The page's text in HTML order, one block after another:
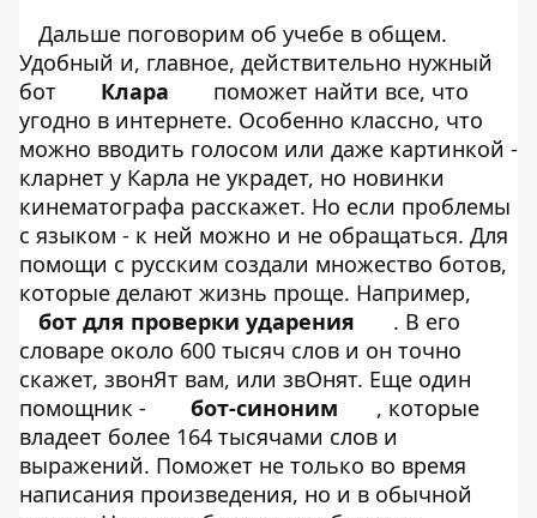
Дальше поговорим об учебе в общем.
Удобный и, главное, действительно нужный
бот
Клара
поможет найти все, что
угодно в интернете. Особенно классно, что
можно вводить голосом или даже картинкой -
кларнет у Карла не украдет, но новинки
кинематографа расскажет. Но если проблемы
с языком - к ней можно и не обращаться. Для
помощи с русским создали множество ботов,
которые делают жизнь проще. Например,
бот для проверки ударения
. В его
словаре около 600 тысяч слов и он точно
скажет, звонЯт вам, или звОнят. Еще один
помощник -
бот-синоним
, которые
владеет более 164 тысячами слов и
выражений. Поможет не только во время
написания произведения, но и в обычной